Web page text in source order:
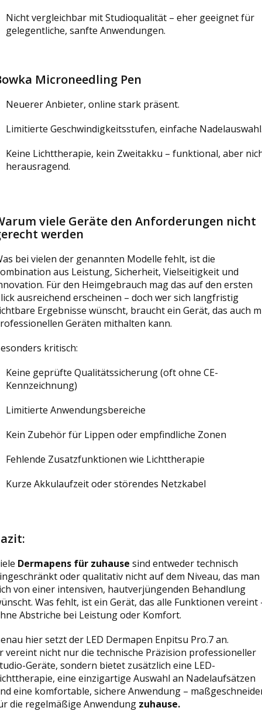
Nicht vergleichbar mit Studioqualität – eher geeignet für
gelegentliche, sanfte Anwendungen.
Microneedling Pen
Neuerer Anbieter, online stark präsent.
Limitierte Geschwindigkeitsstufen, einfache
Keine Lichttherapie, kein Zweitakku – funktional, aber
herausragend.
viele Geräte den Anforderungen nicht
werden
bei vielen der genannten Modelle fehlt, ist die
aus Leistung, Sicherheit, Vielseitigkeit und
Für den Heimgebrauch mag das auf den ersten
ausreichend erscheinen – doch wer sich langfristig
Ergebnisse wünscht, braucht ein Gerät, das auch
Geräten mithalten kann.
kritisch:
Keine geprüfte Qualitätssicherung (oft ohne CE-
Kennzeichnung)
Limitierte Anwendungsbereiche
Kein Zubehör für Lippen oder empfindliche Zonen
Fehlende Zusatzfunktionen wie Lichttherapie
Kurze Akkulaufzeit oder störendes Netzkabel
Dermapens für zuhause sind entweder technisch
oder qualitativ nicht auf dem Niveau, das man
von einer intensiven, hautverjüngenden Behandlung
Was fehlt, ist ein Gerät, das alle Funktionen vereint
Abstriche bei Leistung oder Komfort.
hier setzt der LED Dermapen Enpitsu Pro.7an.
vereint nicht nur die technische Präzision professioneller
Geräte, sondern bietet zusätzlich eine LED-
eine einzigartige Auswahl an Nadelaufsätzen
eine komfortable, sichere Anwendung –
die regelmäßige Anwendung zuhause.